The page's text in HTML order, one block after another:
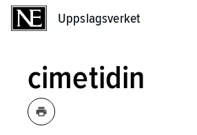
Uppslagsverket
cimetidin